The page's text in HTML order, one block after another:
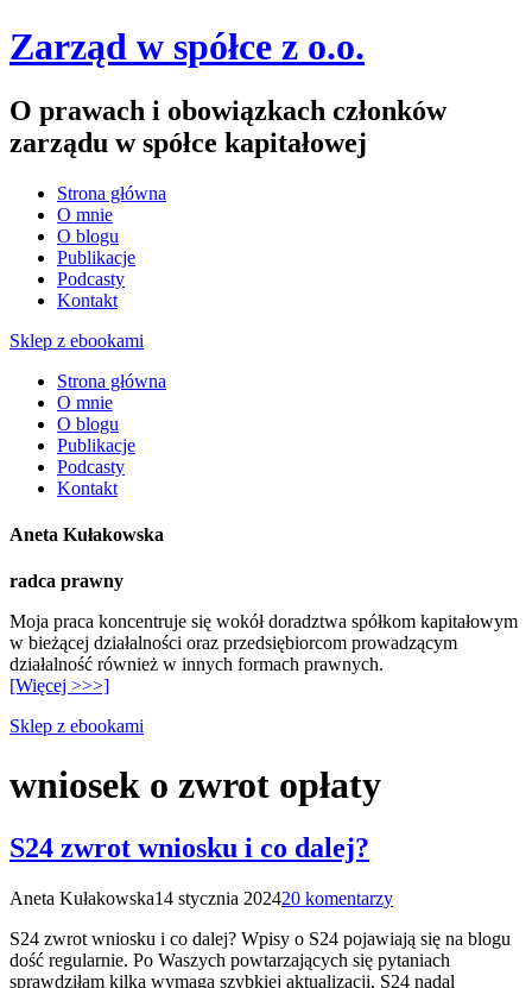
Zarząd w spółce z o.o.
O prawach i obowiązkach członków
zarządu w spółce kapitałowej
Strona główna
O mnie
O blogu
Publikacje
Podcasty
Kontakt
Sklep z ebookami
Strona główna
O mnie
O blogu
Publikacje
Podcasty
Kontakt
Aneta Kułakowska
radca prawny
Moja praca koncentruje się wokół doradztwa spółkom kapitałowym
w bieżącej działalności oraz przedsiębiorcom prowadzącym
działalność również w innych formach prawnych.
[Więcej >>>]
Sklep z ebookami
wniosek o zwrot opłaty
S24 zwrot wniosku i co dalej?
Aneta Kułakowska14 stycznia 202420 komentarzy
S24 zwrot wniosku i co dalej? Wpisy o S24 pojawiają się na blogu
dość regularnie. Po Waszych powtarzających się pytaniach
sprawdziłam kilka wymaga szybkiej aktualizacji. S24 nadal